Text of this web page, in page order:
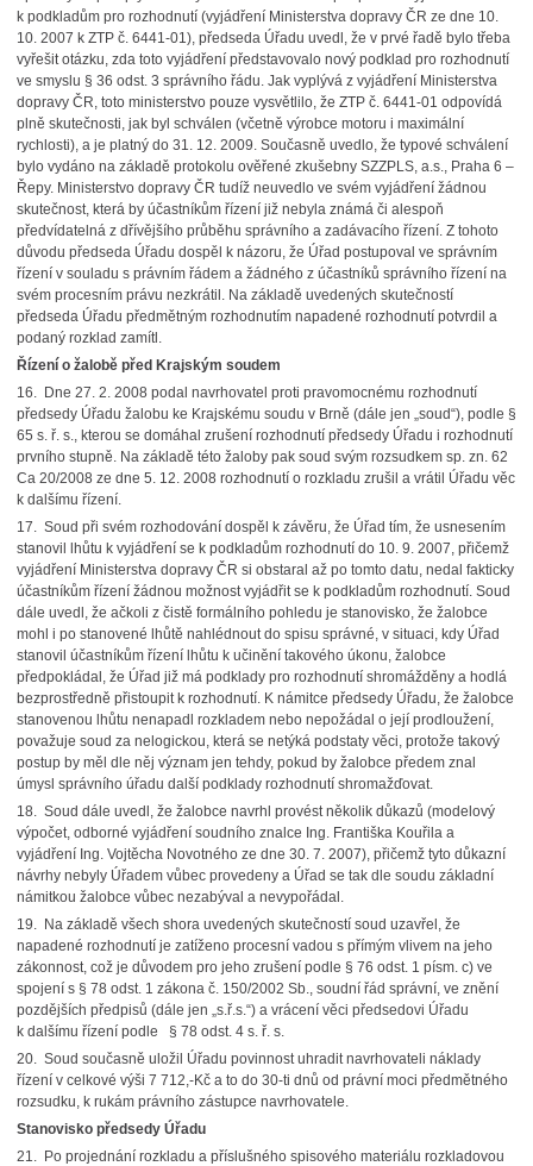
k podkladům pro rozhodnutí (vyjádření Ministerstva dopravy ČR ze dne 10.
10. 2007 k ZTP č. 6441-01), předseda Úřadu uvedl, že v prvé řadě bylo třeba
vyřešit otázku, zda toto vyjádření představovalo nový podklad pro rozhodnutí
ve smyslu § 36 odst. 3 správního řádu. Jak vyplývá z vyjádření Ministerstva
dopravy ČR, toto ministerstvo pouze vysvětlilo, že ZTP č. 6441-01 odpovídá
plně skutečnosti, jak byl schválen (včetně výrobce motoru i maximální
rychlosti), a je platný do 31. 12. 2009. Současně uvedlo, že typové schválení
bylo vydáno na základě protokolu ověřené zkušebny SZZPLS, a.s., Praha 6 –
Řepy. Ministerstvo dopravy ČR tudíž neuvedlo ve svém vyjádření žádnou
skutečnost, která by účastníkům řízení již nebyla známá či alespoň
předvídatelná z dřívějšího průběhu správního a zadávacího řízení. Z tohoto
důvodu předseda Úřadu dospěl k názoru, že Úřad postupoval ve správním
řízení v souladu s právním řádem a žádného z účastníků správního řízení na
svém procesním právu nezkrátil. Na základě uvedených skutečností
předseda Úřadu předmětným rozhodnutím napadené rozhodnutí potvrdil a
podaný rozklad zamítl.
Řízení o žalobě před Krajským soudem
16. Dne 27. 2. 2008 podal navrhovatel proti pravomocnému rozhodnutí
předsedy Úřadu žalobu ke Krajskému soudu v Brně (dále jen „soud“), podle §
65 s. ř. s., kterou se domáhal zrušení rozhodnutí předsedy Úřadu i rozhodnutí
prvního stupně. Na základě této žaloby pak soud svým rozsudkem sp. zn. 62
Ca 20/2008 ze dne 5. 12. 2008 rozhodnutí o rozkladu zrušil a vrátil Úřadu věc
k dalšímu řízení.
17. Soud při svém rozhodování dospěl k závěru, že Úřad tím, že usnesením
stanovil lhůtu k vyjádření se k podkladům rozhodnutí do 10. 9. 2007, přičemž
vyjádření Ministerstva dopravy ČR si obstaral až po tomto datu, nedal fakticky
účastníkům řízení žádnou možnost vyjádřit se k podkladům rozhodnutí. Soud
dále uvedl, že ačkoli z čistě formálního pohledu je stanovisko, že žalobce
mohl i po stanovené lhůtě nahlédnout do spisu správné, v situaci, kdy Úřad
stanovil účastníkům řízení lhůtu k učinění takového úkonu, žalobce
předpokládal, že Úřad již má podklady pro rozhodnutí shromážděny a hodlá
bezprostředně přistoupit k rozhodnutí. K námitce předsedy Úřadu, že žalobce
stanovenou lhůtu nenapadl rozkladem nebo nepožádal o její prodloužení,
považuje soud za nelogickou, která se netýká podstaty věci, protože takový
postup by měl dle něj význam jen tehdy, pokud by žalobce předem znal
úmysl správního úřadu další podklady rozhodnutí shromažďovat.
18. Soud dále uvedl, že žalobce navrhl provést několik důkazů (modelový
výpočet, odborné vyjádření soudního znalce Ing. Františka Kouřila a
vyjádření Ing. Vojtěcha Novotného ze dne 30. 7. 2007), přičemž tyto důkazní
návrhy nebyly Úřadem vůbec provedeny a Úřad se tak dle soudu základní
námitkou žalobce vůbec nezabýval a nevypořádal.
19. Na základě všech shora uvedených skutečností soud uzavřel, že
napadené rozhodnutí je zatíženo procesní vadou s přímým vlivem na jeho
zákonnost, což je důvodem pro jeho zrušení podle § 76 odst. 1 písm. c) ve
spojení s § 78 odst. 1 zákona č. 150/2002 Sb., soudní řád správní, ve znění
pozdějších předpisů (dále jen „s.ř.s.“) a vrácení věci předsedovi Úřadu
k dalšímu řízení podle § 78 odst. 4 s. ř. s.
20. Soud současně uložil Úřadu povinnost uhradit navrhovateli náklady
řízení v celkové výši 7 712,-Kč a to do 30-ti dnů od právní moci předmětného
rozsudku, k rukám právního zástupce navrhovatele.
Stanovisko předsedy Úřadu
21. Po projednání rozkladu a příslušného spisového materiálu rozkladovou